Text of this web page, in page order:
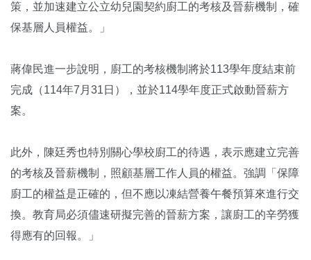
策，並加速建立公立幼兒園契約廚工的考核及晉薪機制，確
保基層人員權益。」
蔣偉民進一步說明，廚工的考核機制將於113學年度結束前
完成（114年7月31日），並於114學年度正式啟動晉薪方
案。
此外，陳廷秀也特別關心學校廚工的待遇，表示應建立完善
的考核及晉薪機制，照顧基層工作人員的權益。強調「保障
廚工的權益是正確的，但不應以凍結營養午餐預算來進行交
換。教育局必須儘速研擬完善的晉薪方案，讓廚工的辛勞獲
得應有的回報。」